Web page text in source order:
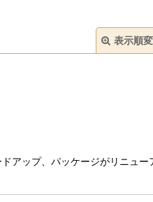
表示順
絞り込む
アップ、パッケージがリニュ